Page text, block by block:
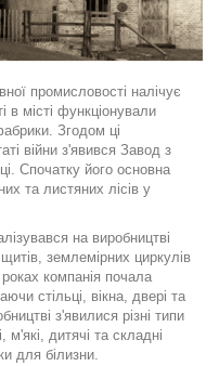
промисловості налічує
в місті функціонували
Згодом ці
війни з'явився Завод з
Спочатку його основна
та листяних лісів у
на виробництві
землемірних циркулів
компанія почала
стільці, вікна, двері та
з'явилися різні типи
м'які, дитячі та складні
для білизни.